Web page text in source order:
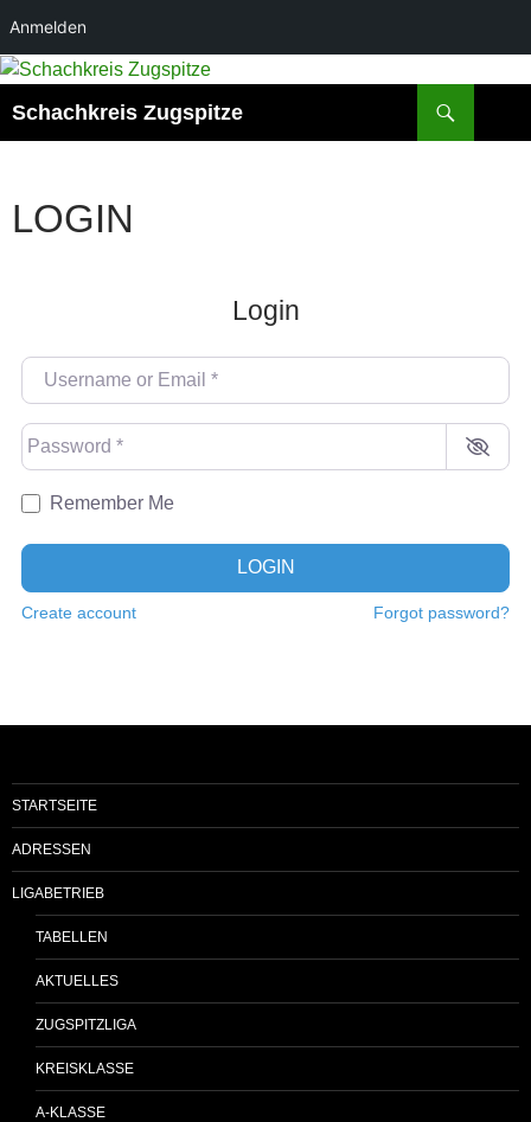
Anmelden
Schachkreis Zugspitze
LOGIN
Login
Username or Email
Password*
Remember Me
LOGIN
Create account Forgot password?
STARTSEITE
ADRESSEN
LIGABETRIEB
TABELLEN
AKTUELLES
ZUGSPITZLIGA
KREISKLASSE
A-KLASSE